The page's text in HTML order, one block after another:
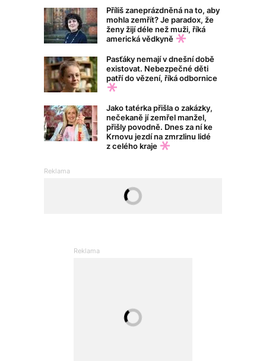
Příliš zaneprázdněná na to, aby
mohla zemřít? Je paradox, že
ženy žijí déle než muži, říká
americká vědkyně
Pasťáky nemají v dnešní době
existovat. Nebezpečné děti
patří do vězení, říká odbornice
Jako tatérka přišla o zakázky,
nečekaně jí zemřel manžel,
přišly povodně. Dnes za ní ke
Krnovu jezdí na zmrzlinu lidé
z celého kraje